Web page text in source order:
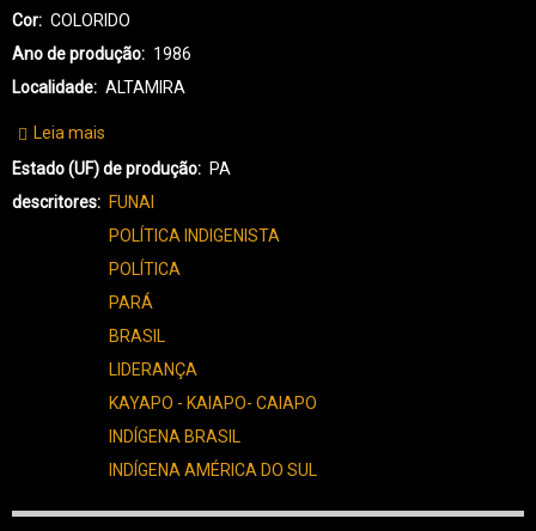
Cor
COLORIDO
Ano de produção
1986
Localidade
ALTAMIRA
Leia mais
KX-
KAYAPÓ
XIKRIN-
2880
Estado (UF) de produção
PA
descritores
FUNAI
POLÍTICA INDIGENISTA
POLÍTICA
PARÁ
BRASIL
LIDERANÇA
KAYAPO - KAIAPO- CAIAPO
INDÍGENA BRASIL
INDÍGENA AMÉRICA DO SUL